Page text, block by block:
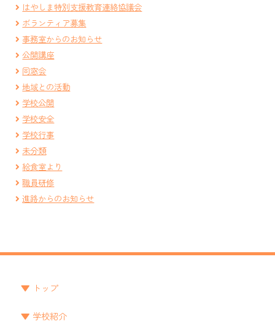
はやしま特別支援教育連絡協議会
ボランティア募集
事務室からのお知らせ
公開講座
同窓会
地域との活動
学校公開
学校安全
学校行事
未分類
給食室より
職員研修
進路からのお知らせ
トップ
学校紹介